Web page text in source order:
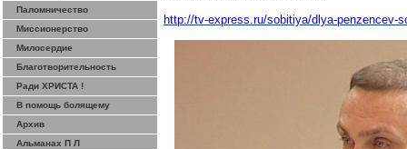
Паломничество
Миссионерство
Милосердие
Благотворительность
Ради ХРИСТА !
В помощь болящему
Архив
Альманах П Л
http://tv-express.ru/sobitiya/dlya-penzencev-